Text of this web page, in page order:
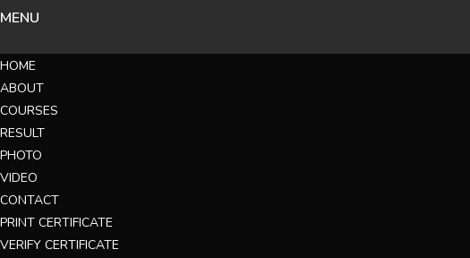
MENU
HOME
ABOUT
COURSES
RESULT
PHOTO
VIDEO
CONTACT
PRINT CERTIFICATE
VERIFY CERTIFICATE